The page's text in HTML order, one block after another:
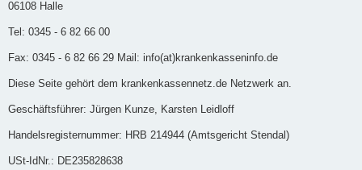
06108 Halle
Tel: 0345 - 6 82 66 00
Fax: 0345 - 6 82 66 29 Mail: info(at)krankenkasseninfo.de
Diese Seite gehört dem krankenkassennetz.de Netzwerk an.
Geschäftsführer: Jürgen Kunze, Karsten Leidloff
Handelsregisternummer: HRB 214944 (Amtsgericht Stendal)
USt-IdNr.: DE235828638